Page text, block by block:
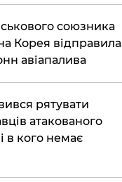
союзника
Корея відправила
авіапалива
рятувати
атакованого
в кого немає